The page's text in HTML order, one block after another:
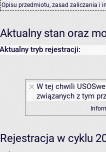
Opisu przedmiotu, zasad zaliczania i
Aktualny stan oraz
Aktualny tryb rejestracji:
W tej chwili
związanych z tym
Rejestracja w cyklu